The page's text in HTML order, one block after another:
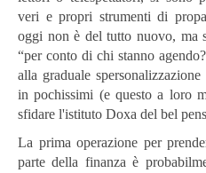
veri e propri strumenti di
oggi non è del tutto nuovo, ma
“per conto di chi stanno
alla graduale
in pochissimi (e questo a loro
sfidare l'istituto Doxa del bel
La prima operazione per
parte della finanza è